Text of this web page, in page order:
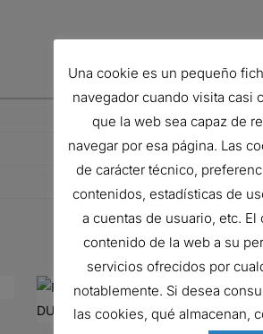
Una cookie es un pequeño
navegador cuando visita casi
que la web sea capaz de
navegar por esa página. Las
de carácter técnico,
contenidos, estadísticas de
a cuentas de usuario, etc.
contenido de la web a su
servicios ofrecidos por
notablemente. Si desea
las cookies, qué almacenan,